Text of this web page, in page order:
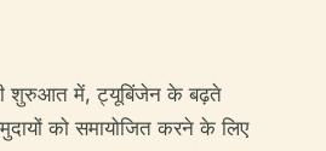
शुरुआत में, ट्यूबिंजेन के बढ़ते
को समायोजित करने के लिए